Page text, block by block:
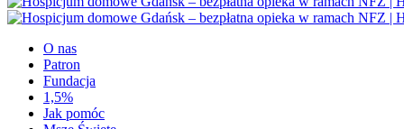
O nas
Patron
Fundacja
1,5%
Jak pomóc